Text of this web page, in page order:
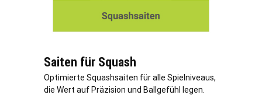
Saiten für Squash
Optimierte Squashsaiten für alle Spielniveaus,
die Wert auf Präzision und Ballgefühl legen.